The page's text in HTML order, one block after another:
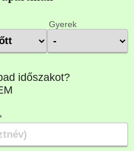
Gyerek